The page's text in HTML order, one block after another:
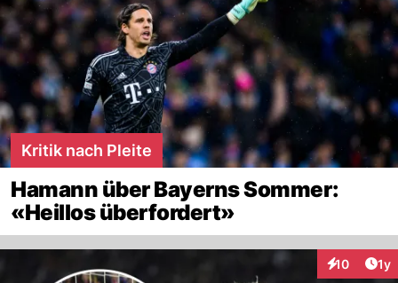
Kritik nach Pleite
Hamann über Bayerns Sommer:
«Heillos überfordert»
10 1y